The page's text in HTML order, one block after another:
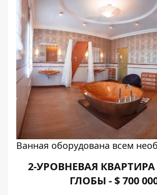
Ванная оборудована всем
2-УРОВНЕВАЯ
ГЛОБЫ - $700